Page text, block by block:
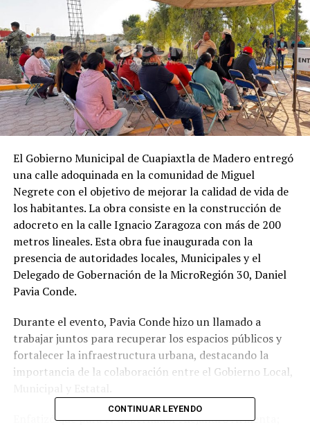
El Gobierno Municipal de Cuapiaxtla de Madero entregó
una calle adoquinada en la comunidad de Miguel
Negrete con el objetivo de mejorar la calidad de vida de
los habitantes. La obra consiste en la construcción de
adocreto en la calle Ignacio Zaragoza con más de 200
metros lineales. Esta obra fue inaugurada con la
presencia de autoridades locales, Municipales y el
Delegado de Gobernación de la MicroRegión 30, Daniel
Pavia Conde.
Durante el evento, Pavia Conde hizo un llamado a
trabajar juntos para recuperar los espacios públicos y
fortalecer la infraestructura urbana, destacando la
importancia de la colaboración entre el Gobierno Local,
Enfatizó que para el Gobernador Alejandro Armenta;
CONTINUAR LEYENDO